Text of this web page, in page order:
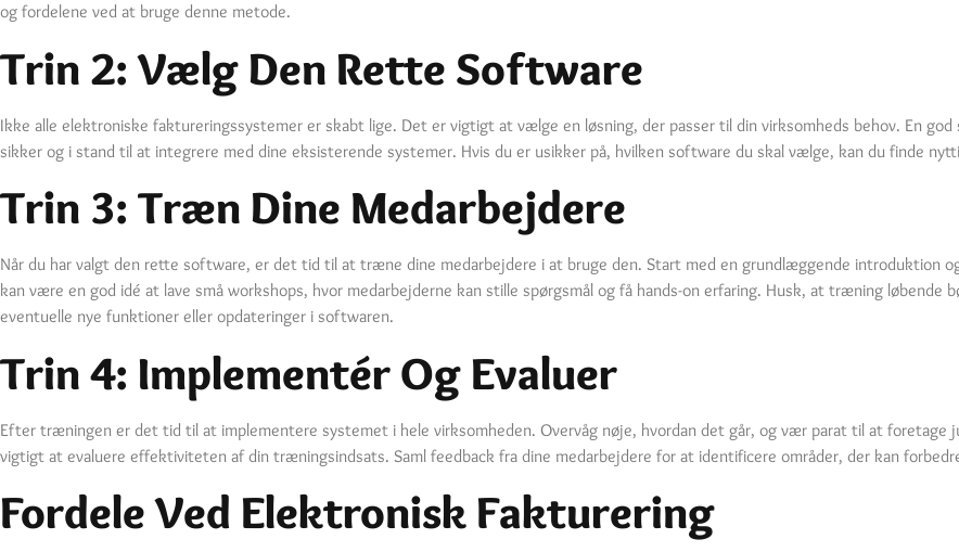
og fordelene ved at bruge denne metode.
Trin 2: Vælg Den Rette Software
Ikke alle elektroniske faktureringssystemer er skabt lige. Det er vigtigt at vælge en løsning, der passer til din virksomheds behov. En
sikker og i stand til at integrere med dine eksisterende systemer. Hvis du er usikker på, hvilken software du skal vælge, kan du finde
Trin 3: Træn Dine Medarbejdere
Når du har valgt den rette software, er det tid til at træne dine medarbejdere i at bruge den. Start med en grundlæggende introduktion
kan være en god idé at lave små workshops, hvor medarbejderne kan stille spørgsmål og få hands-on erfaring. Husk, at træning løbende
eventuelle nye funktioner eller opdateringer i softwaren.
Trin 4: Implementér Og Evaluer
Efter træningen er det tid til at implementere systemet i hele virksomheden. Overvåg nøje, hvordan det går, og vær parat til at foretage
vigtigt at evaluere effektiviteten af din træningsindsats. Saml feedback fra dine medarbejdere for at identificere områder, der kan
Fordele Ved Elektronisk Fakturering